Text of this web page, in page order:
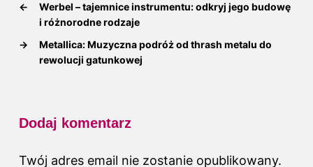
←
Werbel – tajemnice instrumentu: odkryj jego budowę
i różnorodne rodzaje
→
Metallica: Muzyczna podróż od thrash metalu do
rewolucji gatunkowej
Dodaj komentarz
Twój adres email nie zostanie opublikowany.